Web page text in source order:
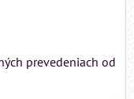
prevedeniach od